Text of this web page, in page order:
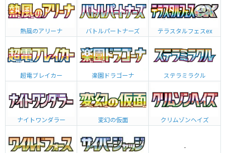
熱風のアリーナ バトルパートナーズ テラスタルフェスex
超電ブレイカー 楽園ドラゴーナ ステラミラクル
ナイトワンダラー 変幻の仮面 クリムゾンヘイズ
-